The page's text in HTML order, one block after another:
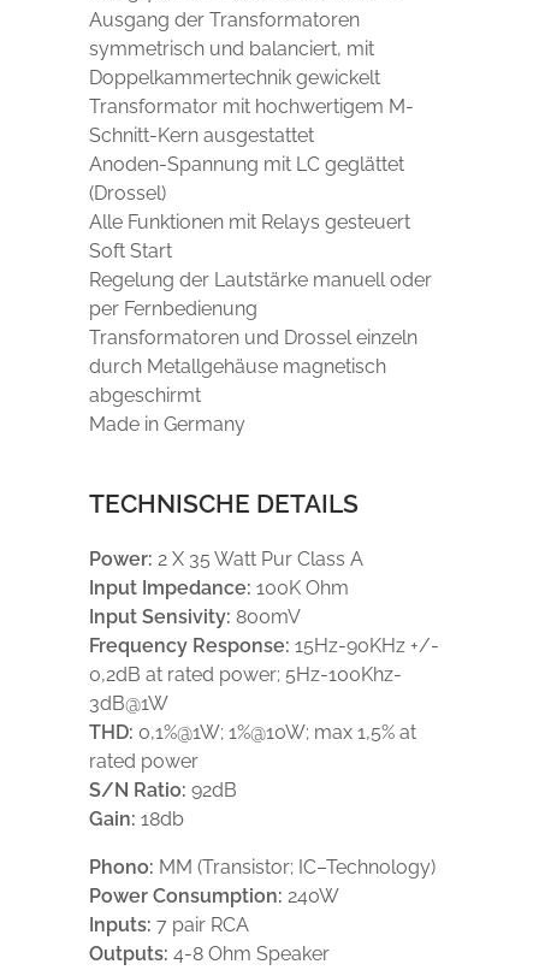
Ausgang der Transformatoren
symmetrisch und balanciert, mit
Doppelkammertechnik gewickelt
Transformator mit hochwertigem M-
Schnitt-Kern ausgestattet
Anoden-Spannung mit LC geglättet
(Drossel)
Alle Funktionen mit Relays gesteuert
Soft Start
Regelung der Lautstärke manuell oder
per Fernbedienung
Transformatoren und Drossel einzeln
durch Metallgehäuse magnetisch
abgeschirmt
Made in Germany
TECHNISCHE DETAILS
Power: 2 X 35 Watt Pur Class A
Input Impedance: 100K Ohm
Input Sensivity: 800mV
Frequency Response: 15Hz-90KHz +/-
0,2dB at rated power; 5Hz-100Khz-
3dB@1W
THD: 0,1%@1W; 1%@10W; max 1,5% at
rated power
S/N Ratio: 92dB
Gain: 18db
Phono: MM (Transistor; IC–Technology)
Power Consumption: 240W
Inputs: 7 pair RCA
Outputs: 4-8 Ohm Speaker